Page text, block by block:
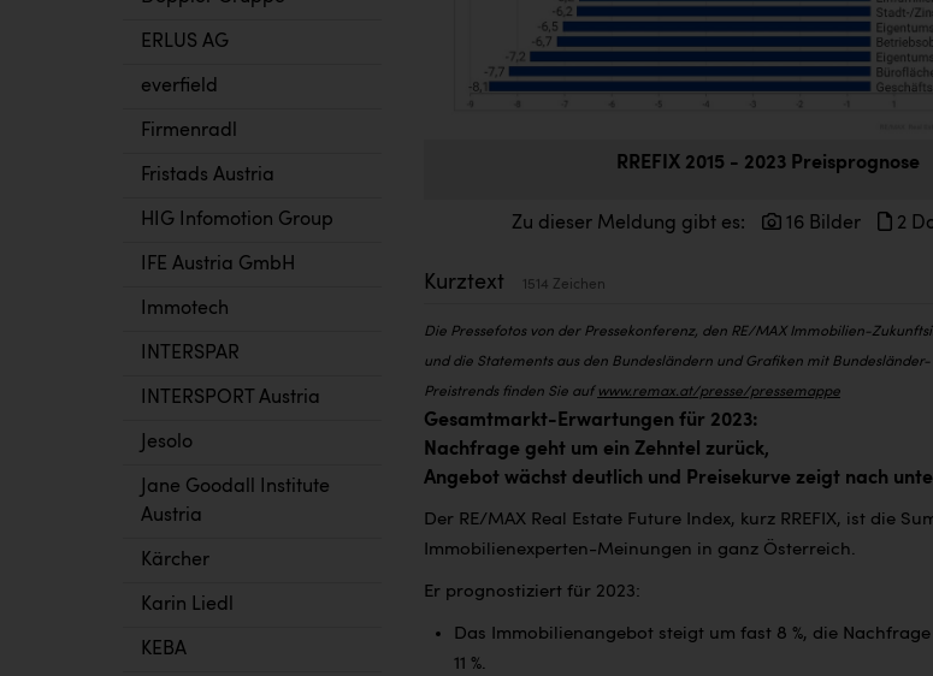
ERLUS AG
everfield
Firmenradl
Fristads Austria
HIG Infomotion Group
IFE Austria GmbH
Immotech
INTERSPAR
INTERSPORT Austria
Jesolo
Jane Goodall Institute
Austria
Kärcher
Karin Liedl
KEBA
RREFIX 2015 - 2023 Preisprognose
Zu dieser Meldung gibt es: 16 Bilder 2
Kurztext 1514 Zeichen
Die Pressefotos von der Pressekonferenz, den RE/MAX Immobilien-
und die Statements aus den Bundesländern und Grafiken mit
Preistrends finden Sie auf www.remax.at/presse/pressemappe
Gesamtmarkt-Erwartungen für 2023:
Nachfrage geht um ein Zehntel zurück,
Angebot wächst deutlich und Preisekurve zeigt nach
Der RE/MAX Real Estate Future Index, kurz RREFIX, ist die
Immobilienexperten-Meinungen in ganz Österreich.
Er prognostiziert für 2023:
Das Immobilienangebot steigt um fast 8 %, die
11 %.